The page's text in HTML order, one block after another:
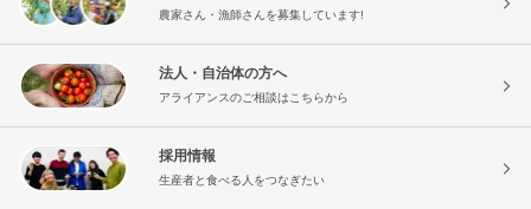
農家さん・漁師さんを募集しています!
法人・自治体の方へ
アライアンスのご相談はこちらから
採用情報
生産者と食べる人をつなぎたい